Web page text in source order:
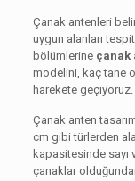
Çanak antenleri
uygun alanları
bölümlerine çanak
modelini, kaç tane
harekete geçiyoruz.
Çanak anten
cm gibi türlerden
kapasitesinde sayı
çanaklar